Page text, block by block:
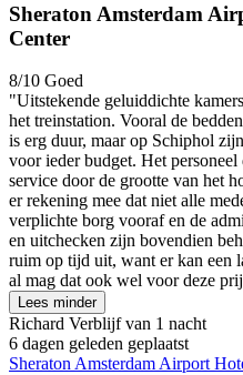
Sheraton Amsterdam
Center
8/10 Goed
"Uitstekende geluiddichte
het treinstation. Vooral de
is erg duur, maar op Schiphol
voor ieder budget. Het
service door de grootte van het
er rekening mee dat niet alle
verplichte borg vooraf en de
en uitchecken zijn bovendien
ruim op tijd uit, want er kan een
al mag dat ook wel voor deze
Lees minder
Richard Verblijf van 1 nacht
6 dagen geleden geplaatst
Sheraton Amsterdam Airport